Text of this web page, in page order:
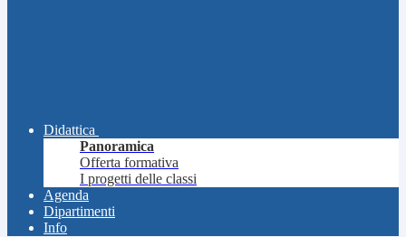
Didattica
Panoramica
Offerta formativa
I progetti delle classi
Agenda
Dipartimenti
Info